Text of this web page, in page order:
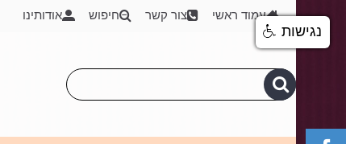
עמוד ראשי צור קשר חיפוש אודותינו
נגישות